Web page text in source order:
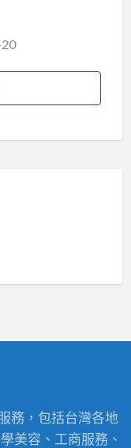
務，包括台灣各地
美容、工商服務、